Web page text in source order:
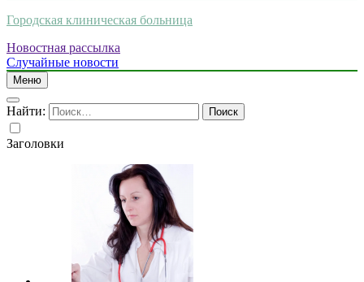
Городская клиническая больница
Новостная рассылка
Случайные новости
Меню
Найти:
Заголовки